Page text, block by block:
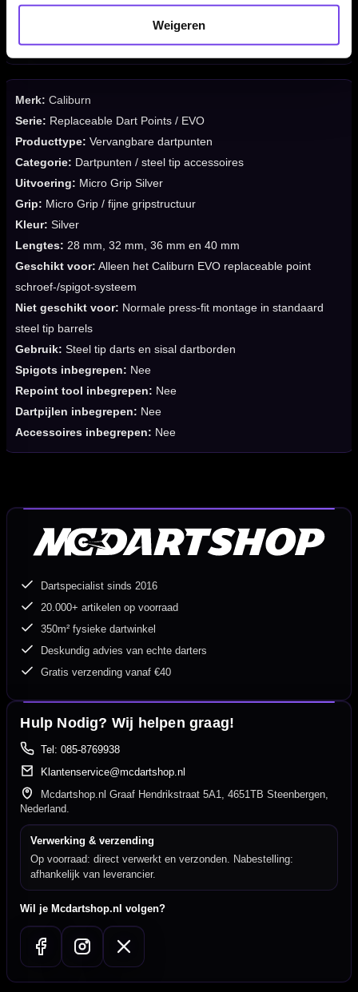
Weigeren
Geschikt voor steel tip darts en sisal dartborden
✓ Spigots, tool en dartpijlen niet inbegrepen
Merk: Caliburn
Serie: Replaceable Dart Points / EVO
Producttype: Vervangbare dartpunten
Categorie: Dartpunten / steel tip accessoires
Uitvoering: Micro Grip Silver
Grip: Micro Grip / fijne gripstructuur
Kleur: Silver
Lengtes: 28 mm, 32 mm, 36 mm en 40 mm
Geschikt voor: Alleen het Caliburn EVO replaceable point
schroef-/spigot-systeem
Niet geschikt voor: Normale press-fit montage in standaard
steel tip barrels
Gebruik: Steel tip darts en sisal dartborden
Spigots inbegrepen: Nee
Repoint tool inbegrepen: Nee
Dartpijlen inbegrepen: Nee
Accessoires inbegrepen: Nee
Dartspecialist sinds 2016
20.000+ artikelen op voorraad
350m² fysieke dartwinkel
Deskundig advies van echte darters
Gratis verzending vanaf €40
Hulp Nodig? Wij helpen graag!
Tel: 085-8769938
Klantenservice@mcdartshop.nl
Mcdartshop.nl Graaf Hendrikstraat 5A1, 4651TB Steenbergen,
Nederland.
Verwerking & verzending
Op voorraad: direct verwerkt en verzonden. Nabestelling:
afhankelijk van leverancier.
Wil je Mcdartshop.nl volgen?